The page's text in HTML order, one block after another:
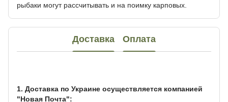
рыбаки могут рассчитывать и на поимку карповых.
Доставка Оплата
1. Доставка по Украине осуществляется компанией
"Новая Почта":